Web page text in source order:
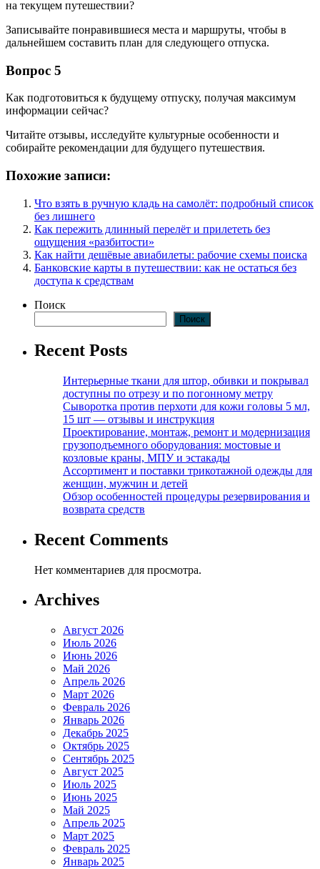
на текущем путешествии?
Записывайте понравившиеся места и маршруты, чтобы в
дальнейшем составить план для следующего отпуска.
Вопрос 5
Как подготовиться к будущему отпуску, получая максимум
информации сейчас?
Читайте отзывы, исследуйте культурные особенности и
собирайте рекомендации для будущего путешествия.
Похожие записи:
Что взять в ручную кладь на самолёт: подробный список
без лишнего
Как пережить длинный перелёт и прилететь без
ощущения «разбитости»
Как найти дешёвые авиабилеты: рабочие схемы поиска
Банковские карты в путешествии: как не остаться без
доступа к средствам
Поиск
Поиск
Recent Posts
Интерьерные ткани для штор, обивки и покрывал
доступны по отрезу и по погонному метру
Сыворотка против перхоти для кожи головы 5 мл,
15 шт — отзывы и инструкция
Проектирование, монтаж, ремонт и модернизация
грузоподъемного оборудования: мостовые и
козловые краны, МПУ и эстакады
Ассортимент и поставки трикотажной одежды для
женщин, мужчин и детей
Обзор особенностей процедуры резервирования и
возврата средств
Recent Comments
Нет комментариев для просмотра.
Archives
Август 2026
Июль 2026
Июнь 2026
Май 2026
Апрель 2026
Март 2026
Февраль 2026
Январь 2026
Декабрь 2025
Октябрь 2025
Сентябрь 2025
Август 2025
Июль 2025
Июнь 2025
Май 2025
Апрель 2025
Март 2025
Февраль 2025
Январь 2025